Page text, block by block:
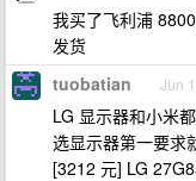
我买了飞利浦
发货
tuobatian Jun
LG 显示器和小米
选显示器第一要求
[3212 元] LG